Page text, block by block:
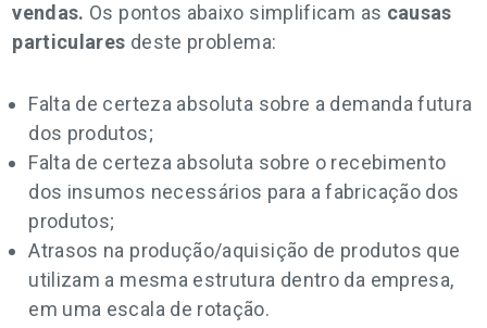
vendas. Os pontos abaixo simplificam as causas
particulares deste problema:
Falta de certeza absoluta sobre a demanda futura
dos produtos;
Falta de certeza absoluta sobre o recebimento
dos insumos necessários para a fabricação dos
produtos;
Atrasos na produção/aquisição de produtos que
utilizam a mesma estrutura dentro da empresa,
em uma escala de rotação.